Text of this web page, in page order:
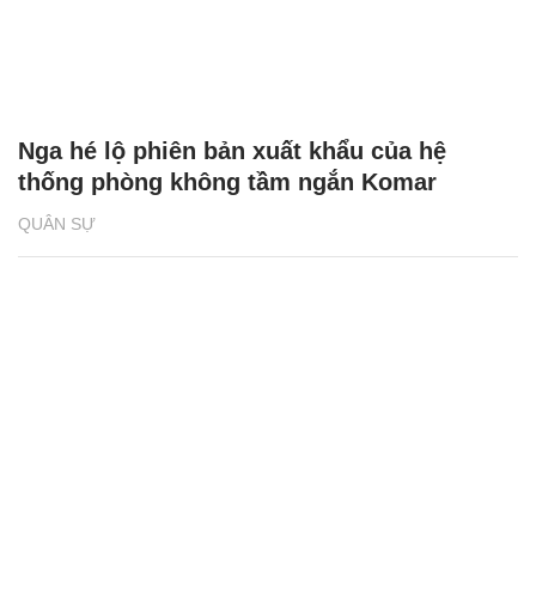
QUÂN SỰ
Nga hé lộ phiên bản xuất khẩu của hệ
thống phòng không tầm ngắn Komar